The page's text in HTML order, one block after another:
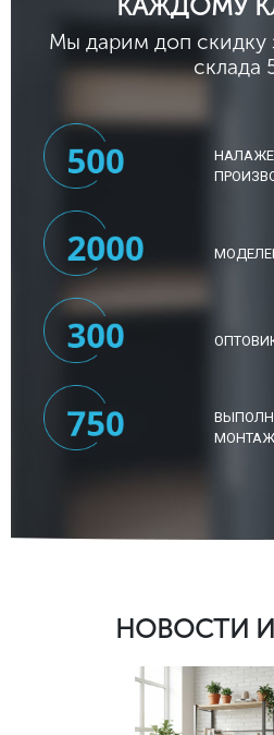
Мы дарим доп скидку
склада
НОВОСТИ